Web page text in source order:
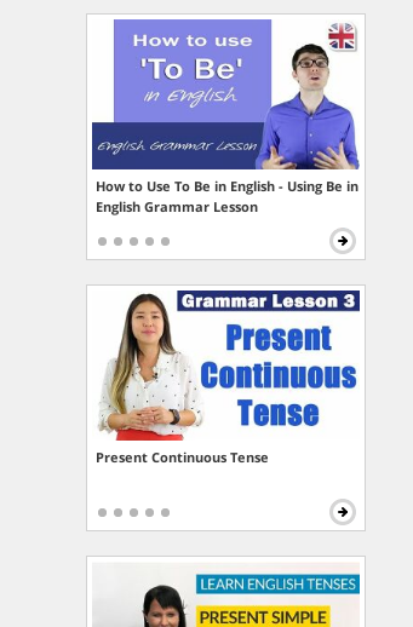
How to Use To Be in English - Using Be in
English Grammar Lesson
Present Continuous Tense